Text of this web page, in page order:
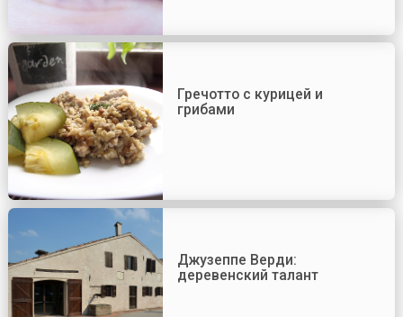
Гречотто с курицей и
грибами
Джузеппе Верди:
деревенский талант